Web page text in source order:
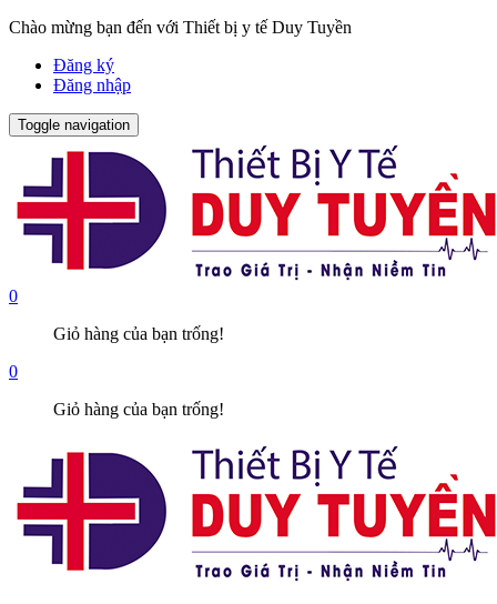
Chào mừng bạn đến với Thiết bị y tế Duy Tuyền
Đăng ký
Đăng nhập
Toggle navigation
0
Giỏ hàng của bạn trống!
0
Giỏ hàng của bạn trống!